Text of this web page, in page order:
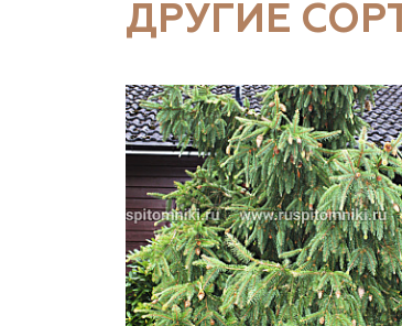
ДРУГИЕ